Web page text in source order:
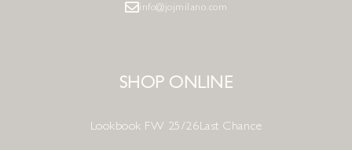
info@jojmilano.com
SHOP ONLINE
Lookbook FW 25/26Last Chance